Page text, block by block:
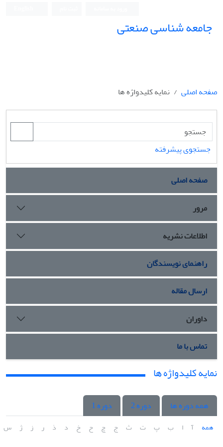
جامعه شناسی صنعتی
صفحه اصلی نمایه کلیدواژه ها
جستجوی پیشرفته
صفحه اصلی
مرور
اطلاعات نشریه
راهنمای نویسندگان
ارسال مقاله
داوران
تماس با ما
نمایه کلیدواژه ها
همه دوره ها دوره 2 دوره 1
همه آ ا ب پ ت ث ج چ ح خ د ذ ر ز ژ س